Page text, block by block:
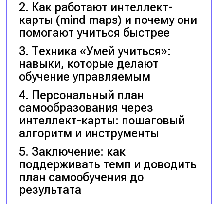
Как работают интеллект-
карты (mind maps) и почему они
помогают учиться быстрее
Техника «Умей учиться»:
навыки, которые делают
обучение управляемым
Персональный план
самообразования через
интеллект-карты: пошаговый
алгоритм и инструменты
Заключение: как
поддерживать темп и доводить
план самообучения до
результата